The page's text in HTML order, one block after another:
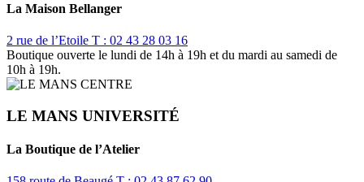
La Maison Bellanger
2 rue de l’Etoile T : 02 43 28 03 16
Boutique ouverte le lundi de 14h à 19h et du mardi au samedi de
10h à 19h.
LE MANS UNIVERSITÉ
La Boutique de l’Atelier